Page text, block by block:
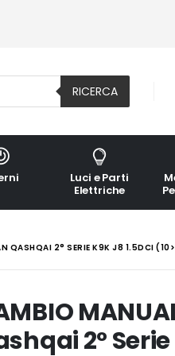
RICERCA
Luci e Parti
Elettriche
QASHQAI 2° SERIE K9K J8 1.5DCI
2° Serie